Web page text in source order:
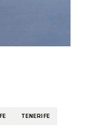
TENERIFE